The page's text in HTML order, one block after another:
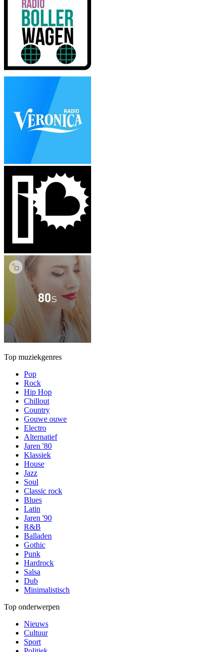
Top muziekgenres
Pop
Rock
Hip Hop
Chillout
Country
Gouwe ouwe
Electro
Alternatief
Jaren '80
Klassiek
House
Jazz
Soul
Classic rock
Blues
Latin
Jaren '90
R&B
Balladen
Gothic
Punk
Hardrock
Salsa
Dub
Minimalistisch
Top onderwerpen
Nieuws
Cultuur
Sport